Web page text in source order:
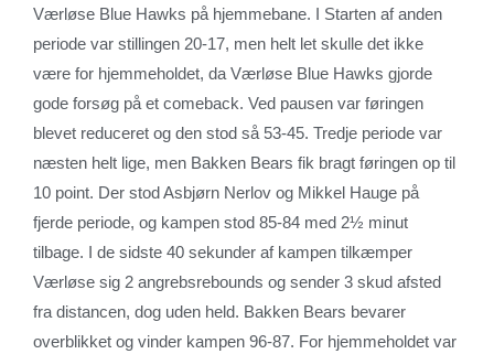
Værløse Blue Hawks på hjemmebane. I Starten af anden
periode var stillingen 20-17, men helt let skulle det ikke
være for hjemmeholdet, da Værløse Blue Hawks gjorde
gode forsøg på et comeback. Ved pausen var føringen
blevet reduceret og den stod så 53-45. Tredje periode var
næsten helt lige, men Bakken Bears fik bragt føringen op til
10 point. Der stod Asbjørn Nerlov og Mikkel Hauge på
fjerde periode, og kampen stod 85-84 med 2½ minut
tilbage. I de sidste 40 sekunder af kampen tilkæmper
Værløse sig 2 angrebsrebounds og sender 3 skud afsted
fra distancen, dog uden held. Bakken Bears bevarer
overblikket og vinder kampen 96-87. For hjemmeholdet var